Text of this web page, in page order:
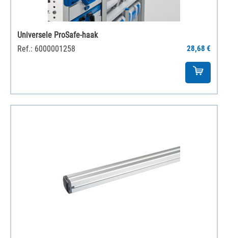
Universele ProSafe-haak
Ref.: 6000001258
28,68 €